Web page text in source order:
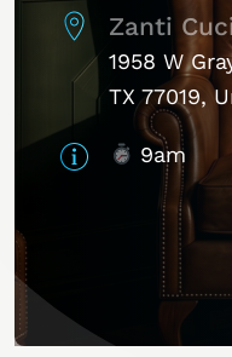
Zanti
1958 W
TX 77019,
9am